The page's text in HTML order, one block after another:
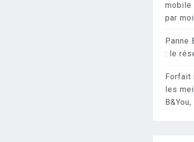
mobile
par
Panne
: le
Forfait
les